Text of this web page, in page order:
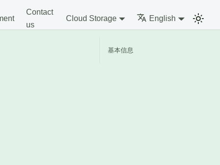
Contact
us
Cloud Storage English
基本信息